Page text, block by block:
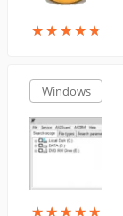
★★★★★
★★★★★
Windows
★★★★★
★★★★★